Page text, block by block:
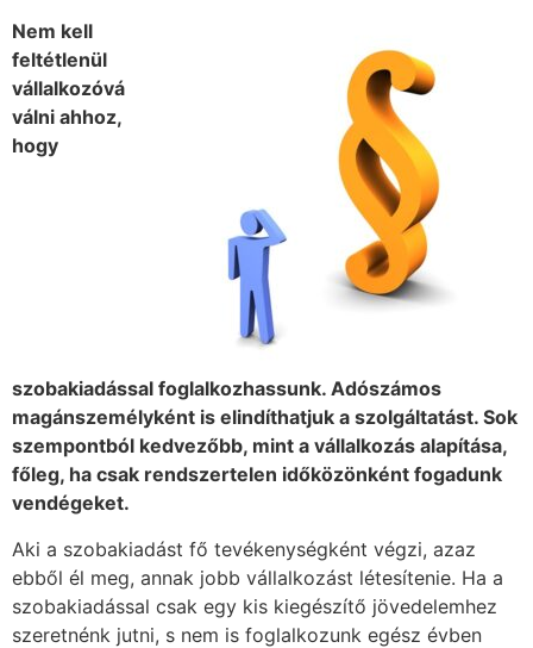
Nem kell
feltétlenül
vállalkozóvá
válni ahhoz,
hogy
szobakiadással foglalkozhassunk. Adószámos
magánszemélyként is elindíthatjuk a szolgáltatást. Sok
szempontból kedvezőbb, mint a vállalkozás alapítása,
főleg, ha csak rendszertelen időközönként fogadunk
vendégeket.
Aki a szobakiadást fő tevékenységként végzi, azaz
ebből él meg, annak jobb vállalkozást létesítenie. Ha a
szobakiadással csak egy kis kiegészítő jövedelemhez
szeretnénk jutni, s nem is foglalkozunk egész évben